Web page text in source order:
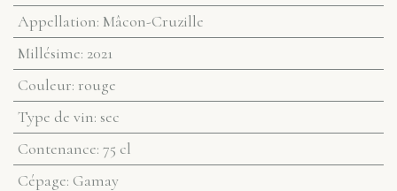
Appellation: Mâcon-Cruzille
Millésime: 2021
Couleur: rouge
Type de vin: sec
Contenance: 75 cl
Cépage: Gamay